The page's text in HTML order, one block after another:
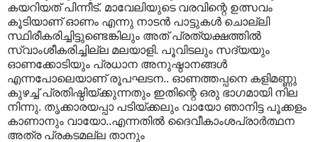
കയറിയത് പിന്നീട്. മാവേലിയുടെ വരവിന്റെ ഉത്സവം
കൂടിയാണ് ഓണം എന്നു നാടൻ പാട്ടുകൾ ചൊല്ലി
സ്ഥിരീകരിച്ചിട്ടുണ്ടെങ്കിലും അത് പ്രത്യക്ഷത്തിൽ
സ്വാംശീകരിച്ചില്ല മലയാളി. പൂവിടലും സദ്യയും
ഓണക്കോടിയും പ്രധാന അനുഷ്ഠാനങ്ങൾ
എന്നപോലെയാണ് രൂപഘടന.. ഓണത്തപ്പനെ കളിമണ്ണു
കുഴച്ച് പ്രതിഷ്ഠിയ്ക്കുന്നതും ഇതിന്റെ ഒരു ഭാഗമായി നില
നിന്നു. തൃക്കാരയപ്പാ പടിയ്ക്കലും വായോ ഞാനിട്ട പൂക്കളം
കാണാനും വായോ..എന്നതിൽ ദൈവീകാംശപ്രാർത്ഥന
അത്ര പ്രകടമല്ല താനും